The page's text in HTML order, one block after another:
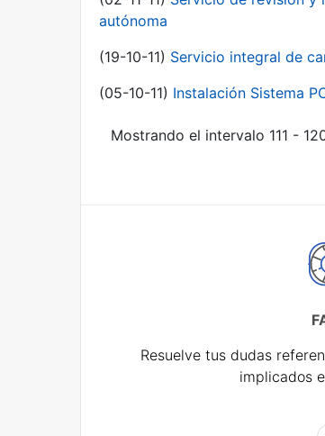
autónoma
(19-10-11) Servicio integral de
(05-10-11) Instalación Sistema
Mostrando el intervalo 111 -
Resuelve tus dudas
implicados